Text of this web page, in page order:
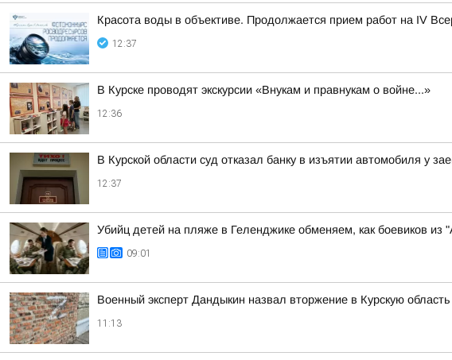
Красота воды в объективе. Продолжается прием работ на IV
12:37
В Курске проводят экскурсии «Внукам и правнукам о войне...»
12:36
В Курской области суд отказал банку в изъятии автомобиля у
12:37
Убийц детей на пляже в Геленджике обменяем, как боевиков из
09:01
Военный эксперт Дандыкин назвал вторжение в Курскую
11:13